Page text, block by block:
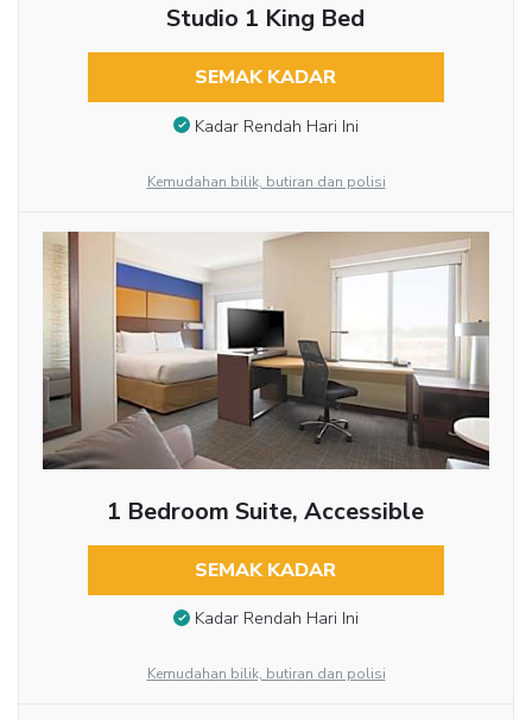
Studio 1 King Bed
SEMAK KADAR
Kadar Rendah Hari Ini
Kemudahan bilik, butiran dan polisi
1 Bedroom Suite, Accessible
SEMAK KADAR
Kadar Rendah Hari Ini
Kemudahan bilik, butiran dan polisi